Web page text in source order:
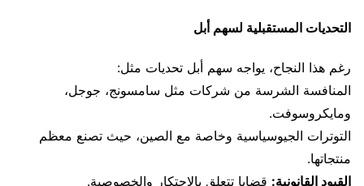
التحديات المستقبلية لسهم أبل
رغم هذا النجاح، يواجه سهم أبل تحديات مثل:
المنافسة الشرسة من شركات مثل سامسونج، جوجل،
ومايكروسوفت.
التوترات الجيوسياسية وخاصة مع الصين، حيث تصنع معظم
منتجاتها.
القيود القانونية: قضايا تتعلق بالاحتكار والخصوصية.